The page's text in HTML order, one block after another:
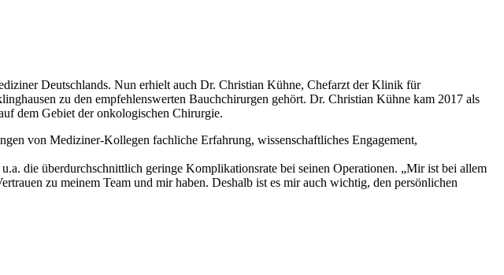
Deutschlands. Nun erhielt auch Dr. Christian Kühne, Chefarzt der Klinik für
zu den empfehlenswerten Bauchchirurgen gehört. Dr. Christian Kühne kam 2017 als
dem Gebiet der onkologischen Chirurgie.
von Mediziner-Kollegen fachliche Erfahrung, wissenschaftliches Engagement,
die überdurchschnittlich geringe Komplikationsrate bei seinen Operationen. „Mir ist bei allem
zu meinem Team und mir haben. Deshalb ist es mir auch wichtig, den persönlichen